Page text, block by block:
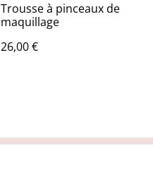
Trousse à pinceaux de
maquillage
26,00 €